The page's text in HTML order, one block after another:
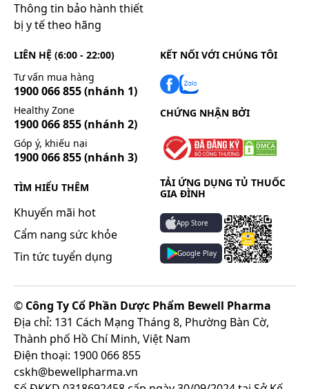
Thông tin bảo hành thiết
bị y tế theo hãng
LIÊN HỆ (6:00 - 22:00)
Tư vấn mua hàng
1900 066 855(nhánh 1)
Healthy Zone
1900 066 855(nhánh 2)
Góp ý, khiếu nại
1900 066 855(nhánh 3)
TÌM HIỂU THÊM
Khuyến mãi hot
Cẩm nang sức khỏe
Tin tức tuyển dụng
KẾT NỐI VỚI CHÚNG TÔI
CHỨNG NHẬN BỞI
TẢI ỨNG DỤNG TỦ THUỐC
GIA ĐÌNH
App Store
Google Play
© Công Ty Cổ Phần Dược Phẩm Bewell Pharma
Địa chỉ: 131 Cách Mạng Tháng 8, Phường Bàn Cờ,
Thành phố Hồ Chí Minh, Việt Nam
Điện thoại: 1900 066 855
cskh@bewellpharma.vn